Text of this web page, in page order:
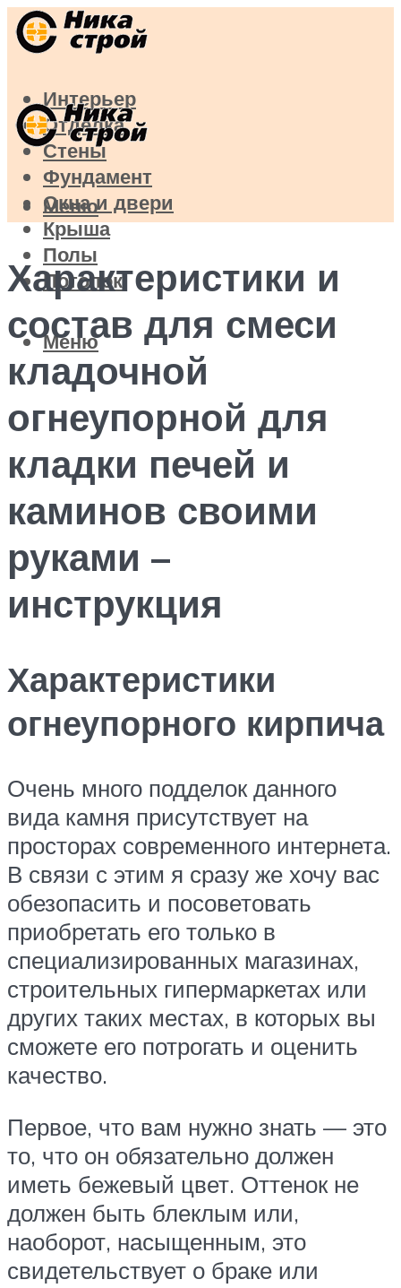
Интерьер
Отделка
Стены
Фундамент
Окна и двери
Крыша
Полы
Потолок
Меню
Меню
Характеристики и
состав для смеси
кладочной
огнеупорной для
кладки печей и
каминов своими
руками –
инструкция
Характеристики
огнеупорного кирпича
Очень много подделок данного
вида камня присутствует на
просторах современного интернета.
В связи с этим я сразу же хочу вас
обезопасить и посоветовать
приобретать его только в
специализированных магазинах,
строительных гипермаркетах или
других таких местах, в которых вы
сможете его потрогать и оценить
качество.
Первое, что вам нужно знать — это
то, что он обязательно должен
иметь бежевый цвет. Оттенок не
должен быть блеклым или,
наоборот, насыщенным, это
свидетельствует о браке или